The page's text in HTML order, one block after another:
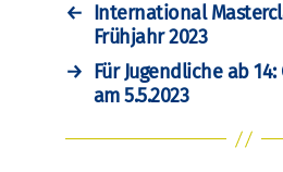
← International
Frühjahr 2023
→ Für Jugendliche ab 14:
am 5.5.2023